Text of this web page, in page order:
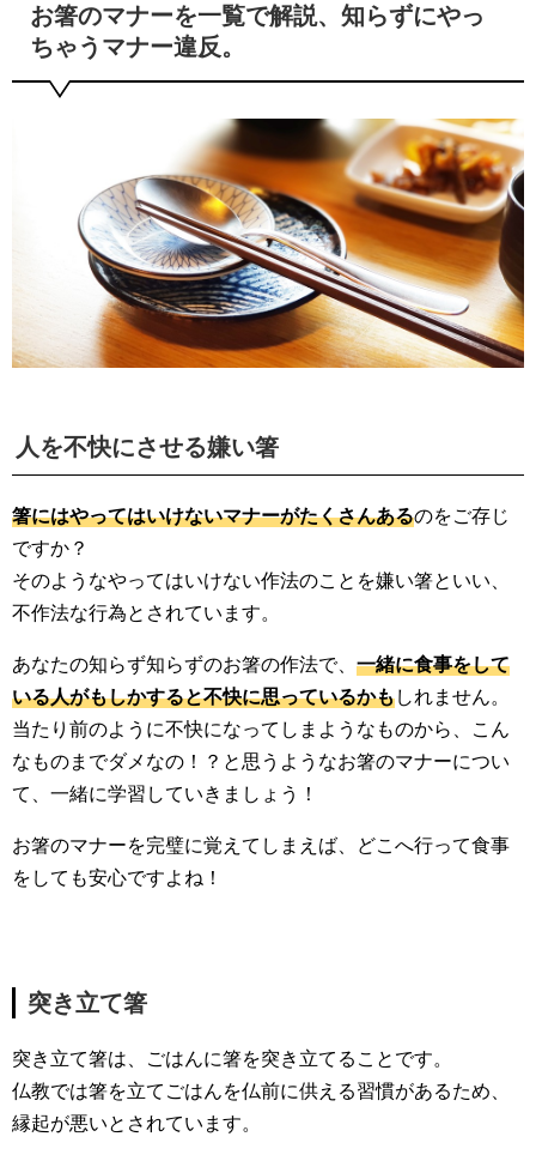
お箸のマナーを一覧で解説、知らずにやっ
ちゃうマナー違反。
人を不快にさせる嫌い箸
箸にはやってはいけないマナーがたくさんあるのをご存じ
ですか？
そのようなやってはいけない作法のことを嫌い箸といい、
不作法な行為とされています。
あなたの知らず知らずのお箸の作法で、 一緒に食事をして
いる人がもしかすると不快に思っているかもしれません。
当たり前のように不快になってしまようなものから、こん
なものまでダメなの！？と思うようなお箸のマナーについ
て、一緒に学習していきましょう！
お箸のマナーを完璧に覚えてしまえば、どこへ行って食事
をしても安心ですよね！
突き立て箸
突き立て箸は、ごはんに箸を突き立てることです。
仏教では箸を立てごはんを仏前に供える習慣があるため、
縁起が悪いとされています。